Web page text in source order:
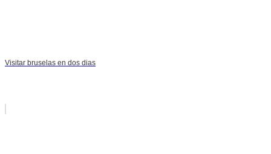
Visitar bruselas en dos dias